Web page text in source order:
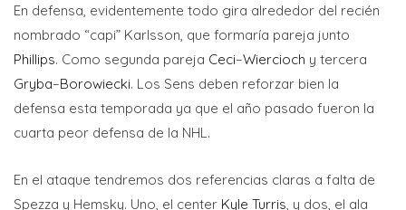
En defensa, evidentemente todo gira alrededor del recién
nombrado “capi” Karlsson, que formaría pareja junto
Phillips. Como segunda pareja Ceci–Wiercioch y tercera
Gryba–Borowiecki. Los Sens deben reforzar bien la
defensa esta temporada ya que el año pasado fueron la
cuarta peor defensa de la NHL.
En el ataque tendremos dos referencias claras a falta de
Spezza y Hemsky. Uno, el center Kyle Turris , y dos, el ala